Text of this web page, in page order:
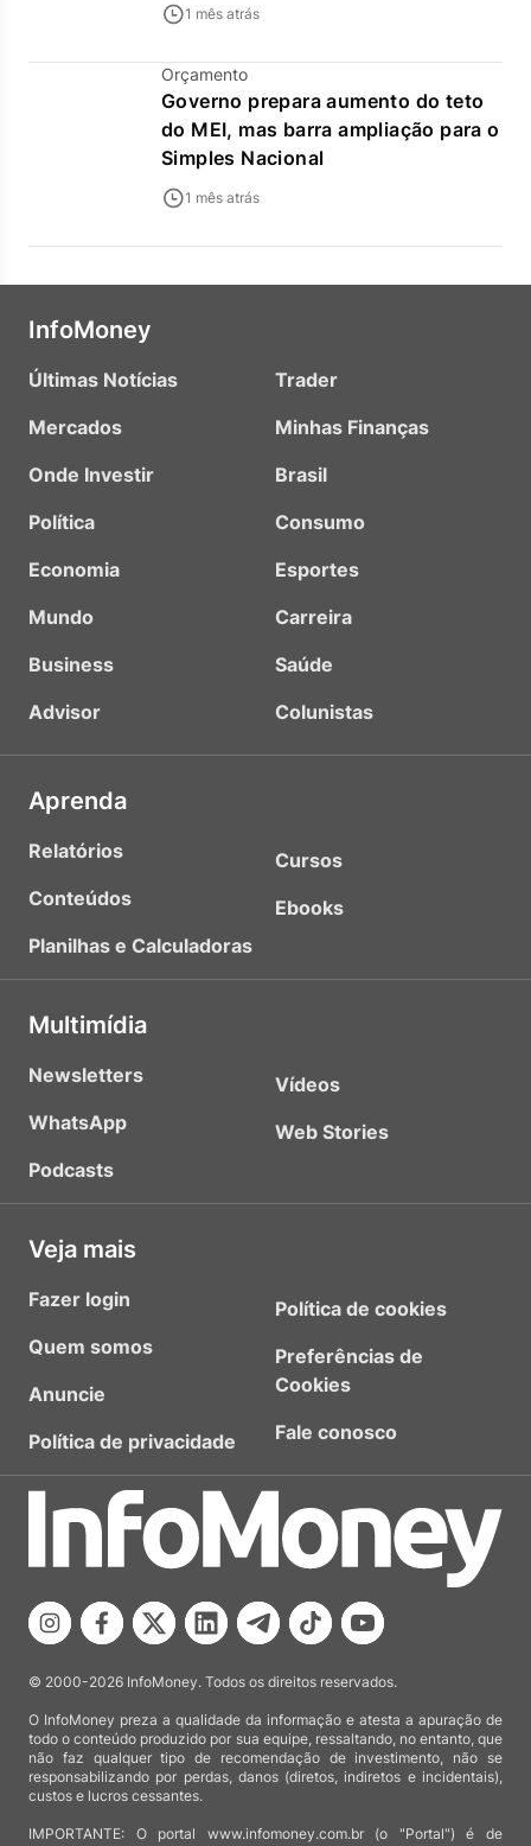
1 mês atrás
Orçamento
Governo prepara aumento do teto
do MEI, mas barra ampliação para o
Simples Nacional
1 mês atrás
InfoMoney
Últimas Notícias
Mercados
Onde Investir
Política
Economia
Mundo
Business
Advisor
Trader
Minhas Finanças
Brasil
Consumo
Esportes
Carreira
Saúde
Colunistas
Aprenda
Relatórios
Conteúdos
Planilhas e Calculadoras
Cursos
Ebooks
Multimídia
Newsletters
WhatsApp
Podcasts
Vídeos
Web Stories
Veja mais
Fazer login
Quem somos
Anuncie
Política de privacidade
Política de cookies
Preferências de
Cookies
Fale conosco
© 2000-2026 InfoMoney. Todos os direitos reservados.
O InfoMoney preza a qualidade da informação e atesta a apuração de
todo o conteúdo produzido por sua equipe, ressaltando, no entanto, que
não faz qualquer tipo de recomendação de investimento, não se
responsabilizando por perdas, danos (diretos, indiretos e incidentais),
custos e lucros cessantes.
IMPORTANTE: O portal www.infomoney.com.br (o "Portal") é de